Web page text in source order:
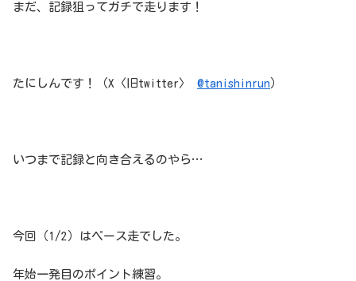
まだ、記録狙ってガチで走ります！
たにしんです！（X〈旧twitter〉 @tanishinrun）
いつまで記録と向き合えるのやら…
今回（1/2）はペース走でした。
年始一発目のポイント練習。